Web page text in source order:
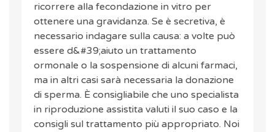
ricorrere alla fecondazione in vitro per
ottenere una gravidanza. Se è secretiva, è
necessario indagare sulla causa: a volte può
essere d&#39;aiuto un trattamento
ormonale o la sospensione di alcuni farmaci,
ma in altri casi sarà necessaria la donazione
di sperma. È consigliabile che uno specialista
in riproduzione assistita valuti il suo caso e la
consigli sul trattamento più appropriato. Noi